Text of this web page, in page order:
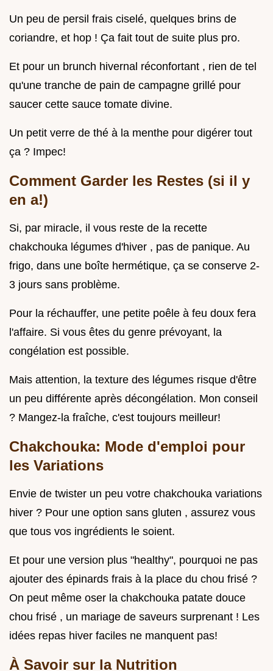
Un peu de persil frais ciselé, quelques brins de
coriandre, et hop ! Ça fait tout de suite plus pro.
Et pour un brunch hivernal réconfortant , rien de tel
qu'une tranche de pain de campagne grillé pour
saucer cette sauce tomate divine.
Un petit verre de thé à la menthe pour digérer tout
ça ? Impec!
Comment Garder les Restes (si il y
en a!)
Si, par miracle, il vous reste de la recette
chakchouka légumes d'hiver , pas de panique. Au
frigo, dans une boîte hermétique, ça se conserve 2-
3 jours sans problème.
Pour la réchauffer, une petite poêle à feu doux fera
l'affaire. Si vous êtes du genre prévoyant, la
congélation est possible.
Mais attention, la texture des légumes risque d'être
un peu différente après décongélation. Mon conseil
? Mangez-la fraîche, c'est toujours meilleur!
Chakchouka: Mode d'emploi pour
les Variations
Envie de twister un peu votre chakchouka variations
hiver ? Pour une option sans gluten , assurez vous
que tous vos ingrédients le soient.
Et pour une version plus "healthy", pourquoi ne pas
ajouter des épinards frais à la place du chou frisé ?
On peut même oser la chakchouka patate douce
chou frisé , un mariage de saveurs surprenant ! Les
idées repas hiver faciles ne manquent pas!
À Savoir sur la Nutrition